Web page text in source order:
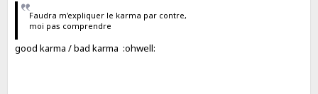
Faudra m'expliquer le karma par contre,
moi pas comprendre
good karma / bad karma :ohwell: